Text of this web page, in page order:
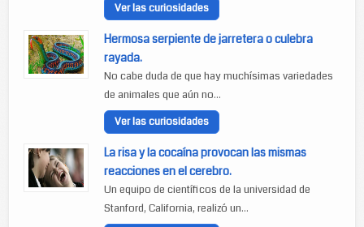
Ver las curiosidades
Hermosa serpiente de jarretera o culebra
rayada.
No cabe duda de que hay muchísimas variedades
de animales que aún no...
Ver las curiosidades
La risa y la cocaína provocan las mismas
reacciones en el cerebro.
Un equipo de científicos de la universidad de
Stanford, California, realizó un...